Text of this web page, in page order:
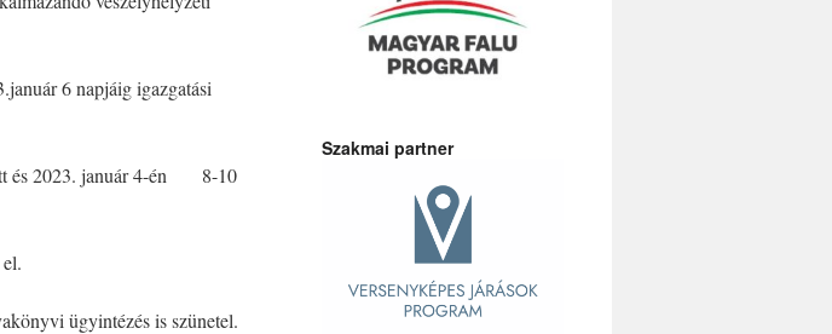
6 napjáig igazgatási
és 2023. január 4-én 8-10
ügyintézés is szünetel.
Szakmai partner